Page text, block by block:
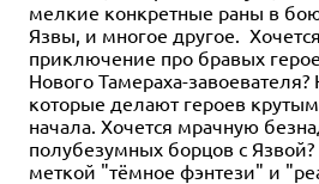
мелкие конкретные раны в
Язвы, и многое другое.
приключение про бравых
Нового Тамераха-
которые делают героев
начала. Хочется мрачную
полубезумных борцов с
меткой "тёмное фэнтези" и